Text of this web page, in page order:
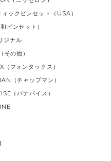
ィックピンセット（USA）
ピンセット）
ジナル
の他）
（フォンタックス）
（チャップマン）
（パナバイス）